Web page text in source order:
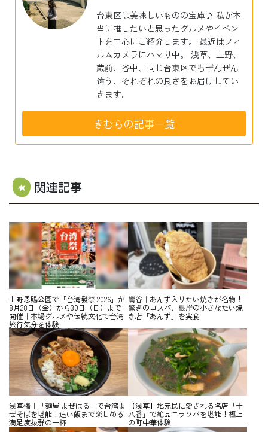
台東区は美味しいものの宝庫♪ 私が本
当に推したいと思ったグルメやイベン
トを中心にご紹介します。 最近はフィ
ルムカメラにハマり中。 浅草、上野、
蔵前、谷中、同じ台東区でもぜんぜん
違う、それぞれの良さをお届けしてい
きます。
きむらの記事一覧
関連記事
上野恩賜公園で「台湾發祭 2026」が
8月28日（金）から30日（日）まで
開催｜本場グルメや伝統文化で台湾
旅行気分を体験
鶯谷｜あんず入りたい焼きが名物！
驚きのコスパ、根岸の小さなたい焼
き店「あんず」を実食
浅草橋｜「麺屋 まぜはる」で台湾ま
ぜそばを堪能！追い飯まで楽しめる
満足度抜群の一杯
【浅草】地元民に愛される名店「十
八番」で絶品ニラソバを堪能！極上
の町中華体験